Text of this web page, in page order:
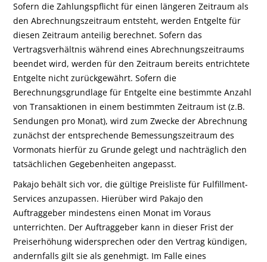
Sofern die Zahlungspflicht für einen längeren Zeitraum als
den Abrechnungszeitraum entsteht, werden Entgelte für
diesen Zeitraum anteilig berechnet. Sofern das
Vertragsverhältnis während eines Abrechnungszeitraums
beendet wird, werden für den Zeitraum bereits entrichtete
Entgelte nicht zurückgewährt. Sofern die
Berechnungsgrundlage für Entgelte eine bestimmte Anzahl
von Transaktionen in einem bestimmten Zeitraum ist (z.B.
Sendungen pro Monat), wird zum Zwecke der Abrechnung
zunächst der entsprechende Bemessungszeitraum des
Vormonats hierfür zu Grunde gelegt und nachträglich den
tatsächlichen Gegebenheiten angepasst.
Pakajo behält sich vor, die gültige Preisliste für Fulfillment-
Services anzupassen. Hierüber wird Pakajo den
Auftraggeber mindestens einen Monat im Voraus
unterrichten. Der Auftraggeber kann in dieser Frist der
Preiserhöhung widersprechen oder den Vertrag kündigen,
andernfalls gilt sie als genehmigt. Im Falle eines